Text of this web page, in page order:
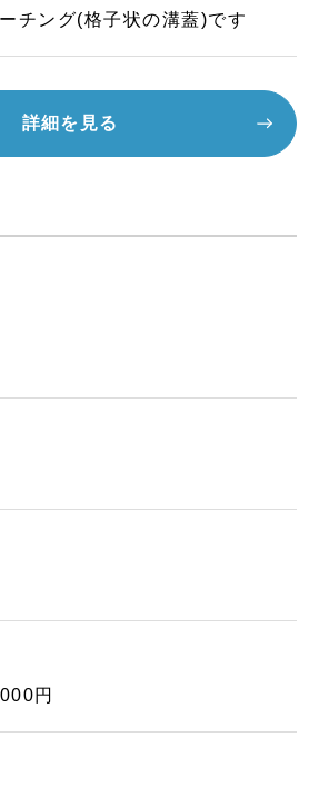
チング(格子状の溝蓋)です
詳細を見る
円